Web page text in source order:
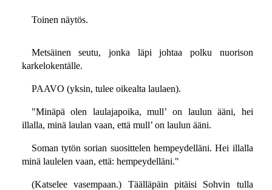
Toinen näytös.
Metsäinen seutu, jonka läpi johtaa polku nuorison
karkelokentälle.
PAAVO (yksin, tulee oikealta laulaen).
"Minäpä olen laulajapoika, mull’ on laulun ääni, hei
illalla, minä laulan vaan, että mull’ on laulun ääni.
Soman tytön sorian suosittelen hempeydelläni. Hei illalla
minä laulelen vaan, että: hempeydelläni."
(Katselee vasempaan.) Täälläpäin pitäisi Sohvin tulla